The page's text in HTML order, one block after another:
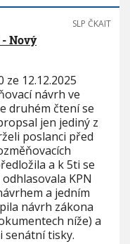
SLP ČKAIT
Nový
12.12.2025
návrh ve
druhém čtení se
jen jediný z
poslanci před
a k 5ti se
KPN
a jedním
návrh zákona
níže) a
senátní tisky.